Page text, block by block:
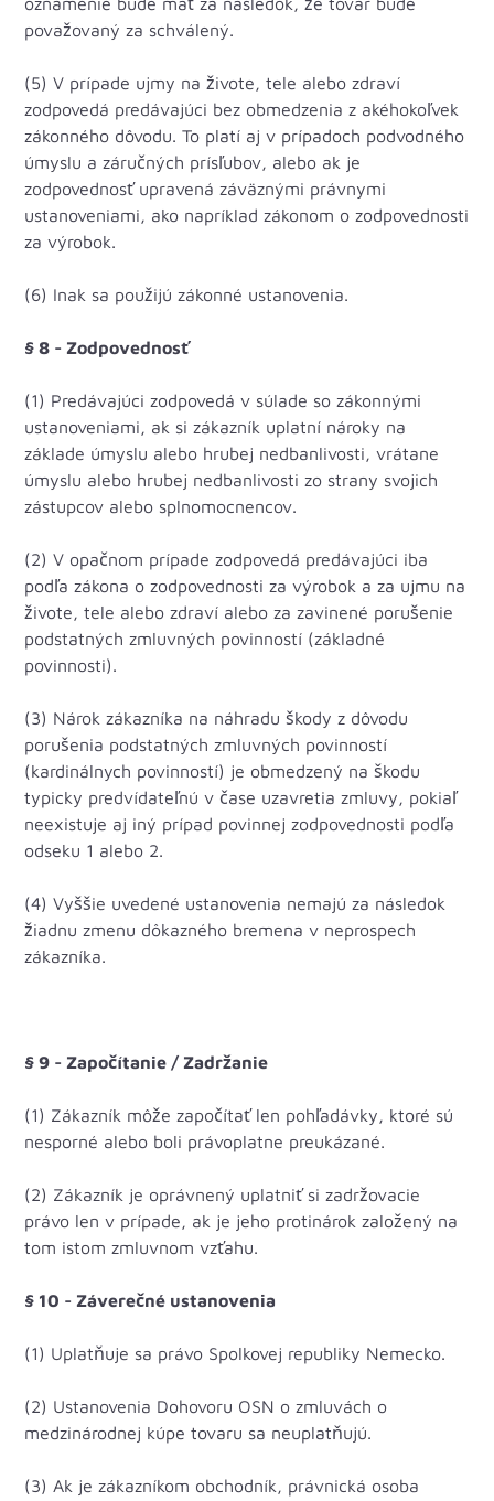
považovaný za schválený.
(5) V prípade ujmy na živote, tele alebo zdraví
zodpovedá predávajúci bez obmedzenia z akéhokoľvek
zákonného dôvodu. To platí aj v prípadoch podvodného
úmyslu a záručných prísľubov, alebo ak je
zodpovednosť upravená záväznými právnymi
ustanoveniami, ako napríklad zákonom o zodpovednosti
za výrobok.
(6) Inak sa použijú zákonné ustanovenia.
§ 8 - Zodpovednosť
(1) Predávajúci zodpovedá v súlade so zákonnými
ustanoveniami, ak si zákazník uplatní nároky na
základe úmyslu alebo hrubej nedbanlivosti, vrátane
úmyslu alebo hrubej nedbanlivosti zo strany svojich
zástupcov alebo splnomocnencov.
(2) V opačnom prípade zodpovedá predávajúci iba
podľa zákona o zodpovednosti za výrobok a za ujmu na
živote, tele alebo zdraví alebo za zavinené porušenie
podstatných zmluvných povinností (základné
povinnosti).
(3) Nárok zákazníka na náhradu škody z dôvodu
porušenia podstatných zmluvných povinností
(kardinálnych povinností) je obmedzený na škodu
typicky predvídateľnú v čase uzavretia zmluvy, pokiaľ
neexistuje aj iný prípad povinnej zodpovednosti podľa
odseku 1 alebo 2.
(4) Vyššie uvedené ustanovenia nemajú za následok
žiadnu zmenu dôkazného bremena v neprospech
zákazníka.
§ 9 - Započítanie / Zadržanie
(1) Zákazník môže započítať len pohľadávky, ktoré sú
nesporné alebo boli právoplatne preukázané.
(2) Zákazník je oprávnený uplatniť si zadržovacie
právo len v prípade, ak je jeho protinárok založený na
tom istom zmluvnom vzťahu.
§ 10 - Záverečné ustanovenia
(1) Uplatňuje sa právo Spolkovej republiky Nemecko.
(2) Ustanovenia Dohovoru OSN o zmluvách o
medzinárodnej kúpe tovaru sa neuplatňujú.
(3) Ak je zákazníkom obchodník, právnická osoba